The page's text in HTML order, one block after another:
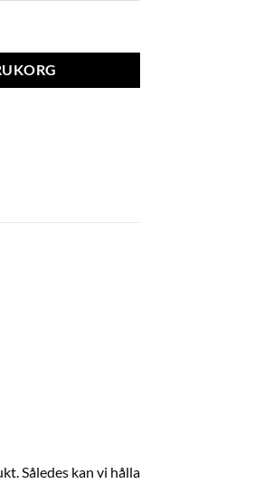
Således kan vi hålla